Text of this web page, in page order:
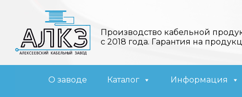
Производство кабельной
с 2018 года. Гарантия на
О заводе Каталог Информация